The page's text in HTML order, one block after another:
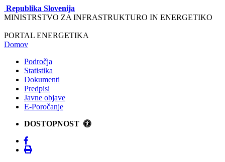
Republika Slovenija
MINISTRSTVO ZA INFRASTRUKTURO IN ENERGETIKO
PORTAL ENERGETIKA
Domov
Področja
Statistika
Dokumenti
Predpisi
Javne objave
E-Poročanje
DOSTOPNOST